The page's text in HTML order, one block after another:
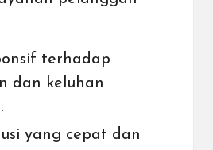
terhadap
dan keluhan
yang cepat dan